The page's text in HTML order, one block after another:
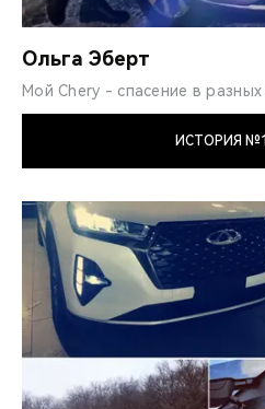
Ольга Эберт
Мой Chery - спасение в разных
ИСТОРИЯ